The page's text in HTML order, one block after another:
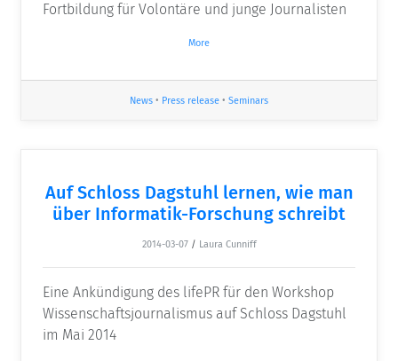
Fortbildung für Volontäre und junge Journalisten
More
News • Press release • Seminars
Auf Schloss Dagstuhl lernen, wie man
über Informatik-Forschung schreibt
2014-03-07 / Laura Cunniff
Eine Ankündigung des lifePR für den Workshop
Wissenschaftsjournalismus auf Schloss Dagstuhl
im Mai 2014